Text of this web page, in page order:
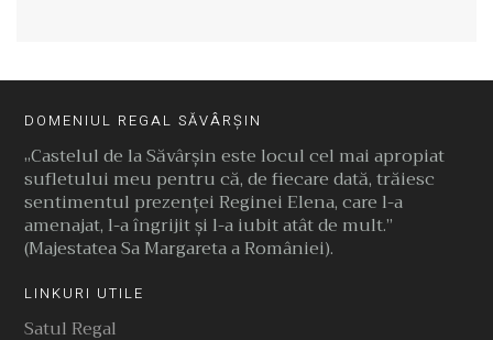
DOMENIUL REGAL SĂVÂRȘIN
„Castelul de la Săvârşin este locul cel mai apropiat
sufletului meu pentru că, de fiecare dată, trăiesc
sentimentul prezenţei Reginei Elena, care l-a
amenajat, l-a îngrijit şi l-a iubit atât de mult.”
(Majestatea Sa Margareta a României).
LINKURI UTILE
Satul Regal